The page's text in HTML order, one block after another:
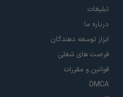
تبلیغات
درباره ما
ابزار توسعه دهندگان
فرصت های شغلی
قوانین و مقررات
DMCA